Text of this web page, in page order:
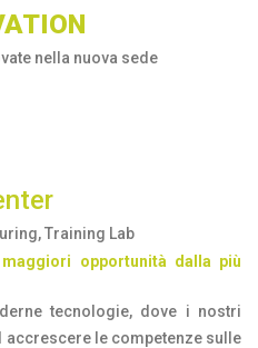
nella nuova sede
Training Lab
opportunità dalla più
tecnologie, dove i nostri
le competenze sulle